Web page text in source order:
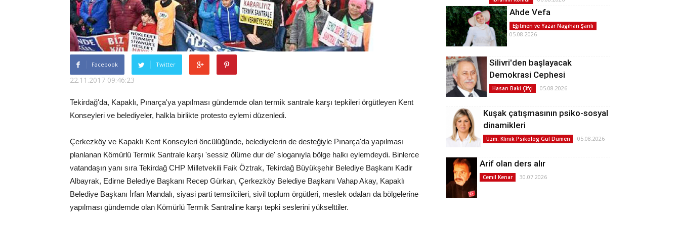
Facebook Twitter
22.11.2017 09:46:23
Tekirdağ'da, Kapaklı, Pınarça'ya yapılması gündemde olan termik santrale karşı tepkileri örgütleyen Kent
Konseyleri ve belediyeler, halkla birlikte protesto eylemi düzenledi.
Çerkezköy ve Kapaklı Kent Konseyleri öncülüğünde, belediyelerin de desteğiyle Pınarça'da yapılması
planlanan Kömürlü Termik Santrale karşı 'sessiz ölüme dur de' sloganıyla bölge halkı eylemdeydi. Binlerce
vatandaşın yanı sıra Tekirdağ CHP Milletvekili Faik Öztrak, Tekirdağ Büyükşehir Belediye Başkanı Kadir
Albayrak, Edirne Belediye Başkanı Recep Gürkan, Çerkezköy Belediye Başkanı Vahap Akay, Kapaklı
Belediye Başkanı İrfan Mandalı, siyasi parti temsilcileri, sivil toplum örgütleri, meslek odaları da bölgelerine
yapılması gündemde olan Kömürlü Termik Santraline karşı tepki seslerini yükselttiler.
Ahde Vefa
Eğitmen ve Yazar Nagihan Şanlı
05.08.2026
Silivri'den başlayacak
Demokrasi Cephesi
Hasan Baki Çifçi 05.08.2026
Kuşak çatışmasının psiko-sosyal
dinamikleri
Uzm. Klinik Psikolog Gül Dümen 05.08.2026
Arif olan ders alır
Cemil Kenar 30.07.2026